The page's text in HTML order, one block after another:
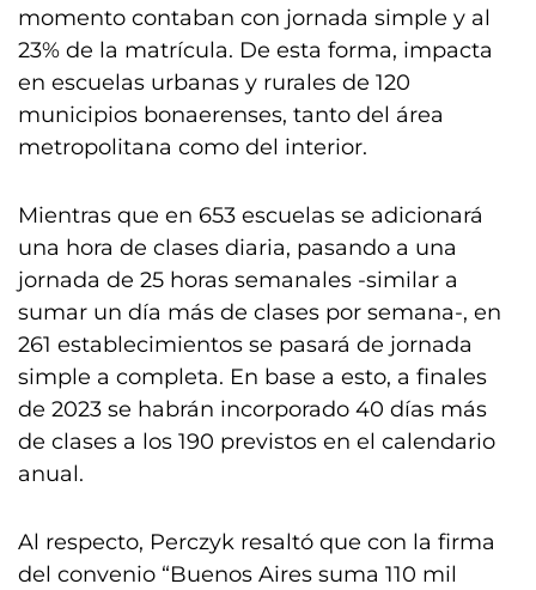
momento contaban con jornada simple y al
23% de la matrícula. De esta forma, impacta
en escuelas urbanas y rurales de 120
municipios bonaerenses, tanto del área
metropolitana como del interior.
Mientras que en 653 escuelas se adicionará
una hora de clases diaria, pasando a una
jornada de 25 horas semanales -similar a
sumar un día más de clases por semana-, en
261 establecimientos se pasará de jornada
simple a completa. En base a esto, a finales
de 2023 se habrán incorporado 40 días más
de clases a los 190 previstos en el calendario
anual.
Al respecto, Perczyk resaltó que con la firma
del convenio “Buenos Aires suma 110 mil